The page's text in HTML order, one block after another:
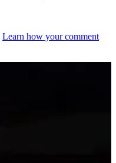
Learn how your comment